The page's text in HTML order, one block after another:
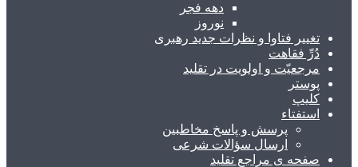
دهه فجر
نوروز
تغییر فتاوا و نظرات جدید رهبری
دُرِّ فقاهت
مرجعیّت و اولویت در تقلید
پوستر
کلیپ
استفتاء
پرسش و پاسخ مخاطبین
ارسال سؤالات شرعی
صفحه ی مراجع تقلید